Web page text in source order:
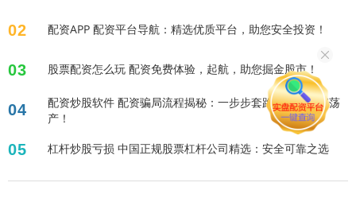
02 配资APP 配资平台导航：精选优质平台，助您安全投资！
03 股票配资怎么玩 配资免费体验，起航，助您掘金股市！
04
配资炒股软件 配资骗局流程揭秘：一步步套路，让你倾家荡
产！
05 杠杆炒股亏损 中国正规股票杠杆公司精选：安全可靠之选